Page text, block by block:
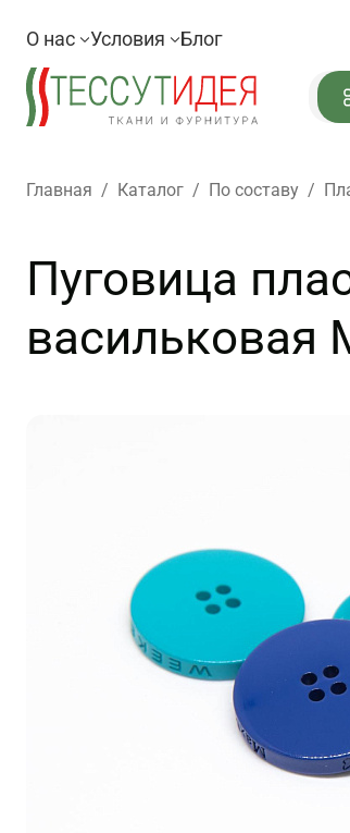
О нас Условия Блог
Главная / Каталог / По составу /
Пуговица
васильковая